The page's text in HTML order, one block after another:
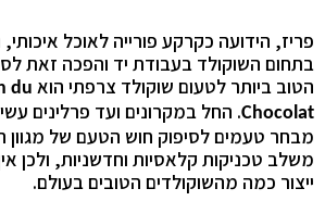
פריז, הידועה כקרקע פורייה לאוכל
בתחום השוקולד בעבודת יד והפכה זאת
הטוב ביותר לטעום שוקולד צרפתי הוא du
Chocolat. החל במקרונים ועד פרלינים
מבחר טעמים לסיפוק חוש הטעם של מגוון
משלב טכניקות קלאסיות וחדשניות, ולכן
ייצור כמה מהשוקולדים הטובים בעולם.